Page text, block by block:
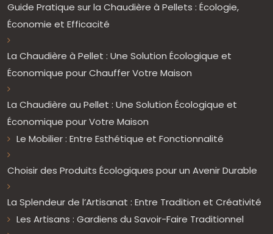
Guide Pratique sur la Chaudière à Pellets : Écologie,
Économie et Efficacité
La Chaudière à Pellet : Une Solution Écologique et
Économique pour Chauffer Votre Maison
La Chaudière au Pellet : Une Solution Écologique et
Économique pour Votre Maison
Le Mobilier : Entre Esthétique et Fonctionnalité
Choisir des Produits Écologiques pour un Avenir Durable
La Splendeur de l’Artisanat : Entre Tradition et Créativité
Les Artisans : Gardiens du Savoir-Faire Traditionnel